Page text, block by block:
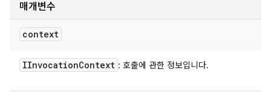
매개변수
context
IInvocationContext : 호출에 관한 정보입니다.